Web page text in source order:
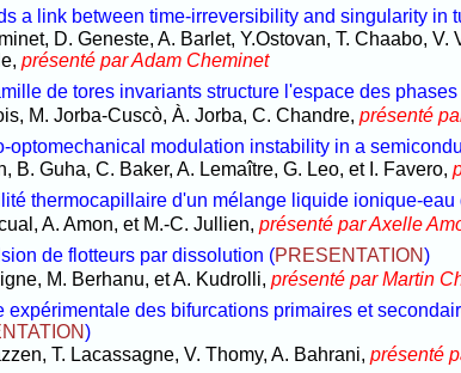
a link between time-irreversibility and singularity in
D. Geneste, A. Barlet, Y.Ostovan, T. Chaabo,
présenté par Adam Cheminet
de tores invariants structure l'espace des
M. Jorba-Cuscò, À. Jorba, C. Chandre, présenté
optomechanical modulation instability in a
B. Guha, C. Baker, A. Lemaître, G. Leo, et I. Favero,
thermocapillaire d'un mélange liquide ionique-
A. Amon, et M.-C. Jullien, présenté par Axelle
de flotteurs par dissolution (PRESENTATION)
M. Berhanu, et A. Kudrolli, présenté par Martin
expérimentale des bifurcations primaires et
)
T. Lacassagne, V. Thomy, A. Bahrani, présenté